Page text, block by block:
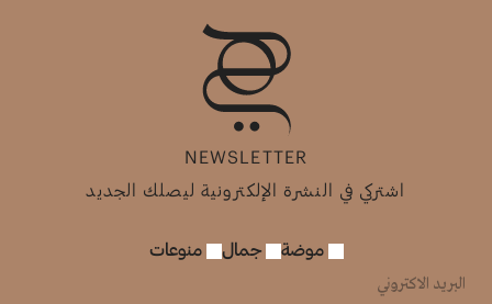
NEWSLETTER
اشتركي في النشرة الإلكترونية ليصلك الجديد
موضة جمال منوعات